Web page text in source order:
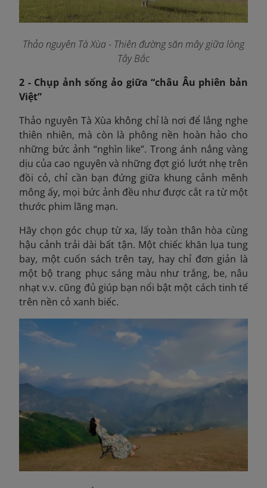
Thảo nguyên Tà Xùa - Thiên đường săn mây giữa lòng
Tây Bắc
2 - Chụp ảnh sống ảo giữa “châu Âu phiên bản
Việt”
Thảo nguyên Tà Xùa không chỉ là nơi để lắng nghe
thiên nhiên, mà còn là phông nền hoàn hảo cho
những bức ảnh “nghìn like”. Trong ánh nắng vàng
dịu của cao nguyên và những đợt gió lướt nhẹ trên
đồi cỏ, chỉ cần bạn đứng giữa khung cảnh mênh
mông ấy, mọi bức ảnh đều như được cắt ra từ một
thước phim lãng mạn.
Hãy chọn góc chụp từ xa, lấy toàn thân hòa cùng
hậu cảnh trải dài bất tận. Một chiếc khăn lụa tung
bay, một cuốn sách trên tay, hay chỉ đơn giản là
một bộ trang phục sáng màu như trắng, be, nâu
nhạt v.v. cũng đủ giúp bạn nổi bật một cách tinh tế
trên nền cỏ xanh biếc.